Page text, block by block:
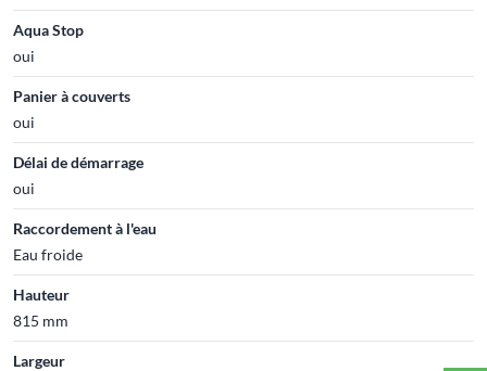
Aqua Stop
oui
Panier à couverts
oui
Délai de démarrage
oui
Raccordement à l'eau
Eau froide
Hauteur
815 mm
Largeur